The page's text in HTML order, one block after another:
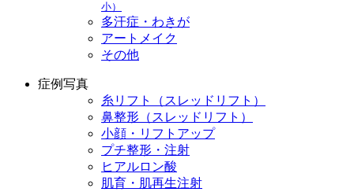
小）
多汗症・わきが
アートメイク
その他
症例写真
糸リフト（スレッドリフト）
鼻整形（スレッドリフト）
小顔・リフトアップ
プチ整形・注射
ヒアルロン酸
肌育・肌再生注射